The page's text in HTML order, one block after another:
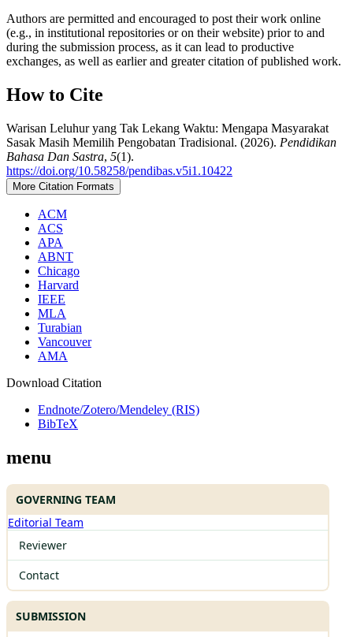
Authors are permitted and encouraged to post their work online
(e.g., in institutional repositories or on their website) prior to and
during the submission process, as it can lead to productive
exchanges, as well as earlier and greater citation of published work.
How to Cite
Warisan Leluhur yang Tak Lekang Waktu: Mengapa Masyarakat
Sasak Masih Memilih Pengobatan Tradisional. (2026). Pendidikan
Bahasa Dan Sastra, 5(1).
https://doi.org/10.58258/pendibas.v5i1.10422
More Citation Formats
ACM
ACS
APA
ABNT
Chicago
Harvard
IEEE
MLA
Turabian
Vancouver
AMA
Download Citation
Endnote/Zotero/Mendeley (RIS)
BibTeX
menu
GOVERNING TEAM
Editorial Team
Reviewer
Contact
SUBMISSION